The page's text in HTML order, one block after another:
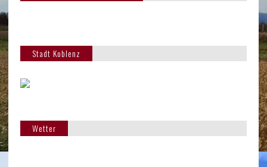
Stadt Koblenz
Wetter